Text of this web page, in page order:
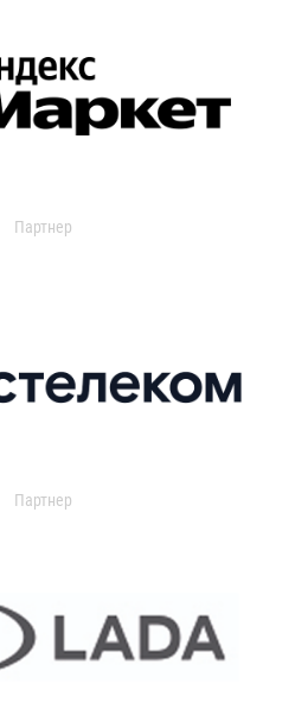
Партнер
Партнер